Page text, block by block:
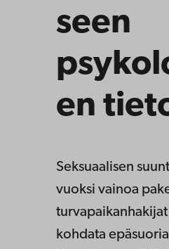
seen
en
Seksuaalisen
vuoksi vainoa
turvapaikanhakijat
kohdata epäsuoria